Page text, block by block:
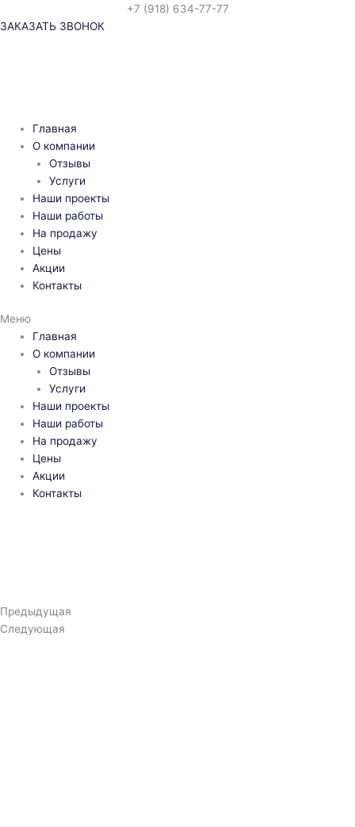
к
+7 (918) 634-77-77
ЗАКАЗАТЬ ЗВОНОК
Главная
О компании
Отзывы
Услуги
Наши проекты
Наши работы
На продажу
Цены
Акции
Контакты
Меню
Главная
О компании
Отзывы
Услуги
Наши проекты
Наши работы
На продажу
Цены
Акции
Контакты
Предыдущая
Следующая